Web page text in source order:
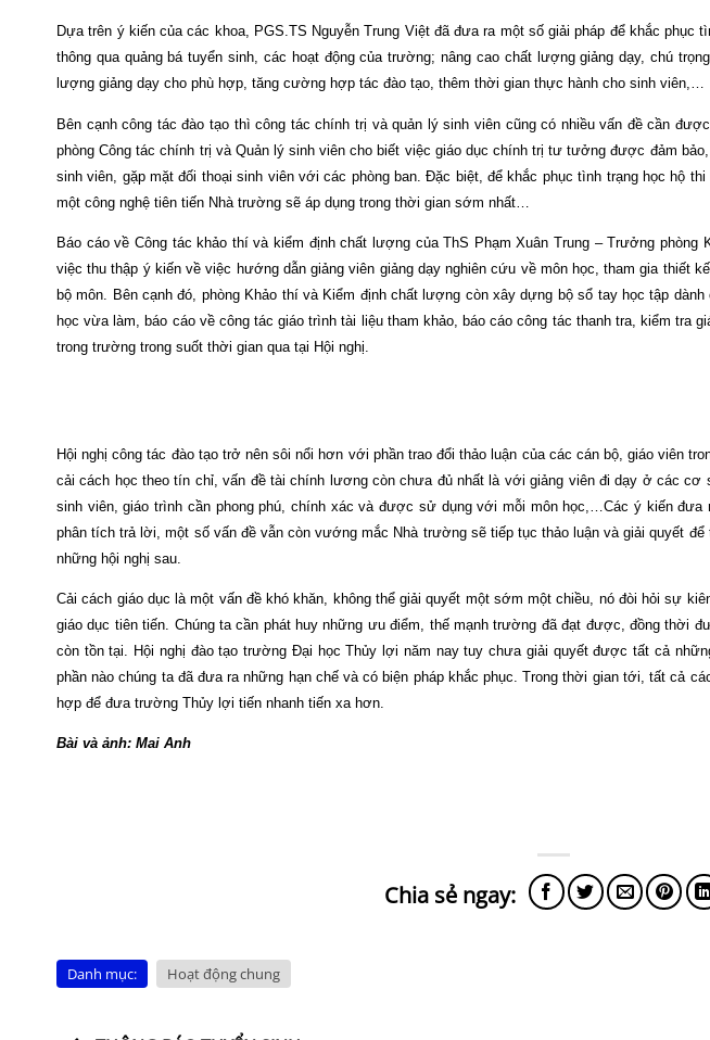
Dựa trên ý kiến của các khoa, PGS.TS Nguyễn Trung Việt đã đưa ra một số giải pháp để khắc phục
thông qua quảng bá tuyển sinh, các hoạt động của trường; nâng cao chất lượng giảng dạy, chú
lượng giảng dạy cho phù hợp, tăng cường hợp tác đào tạo, thêm thời gian thực hành cho sinh viên,…
Bên cạnh công tác đào tạo thì công tác chính trị và quản lý sinh viên cũng có nhiều vấn đề cần
phòng Công tác chính trị và Quản lý sinh viên cho biết việc giáo dục chính trị tư tưởng được đảm
sinh viên, gặp mặt đối thoại sinh viên với các phòng ban. Đặc biệt, để khắc phục tình trạng học hộ
một công nghệ tiên tiến Nhà trường sẽ áp dụng trong thời gian sớm nhất…
Báo cáo về Công tác khảo thí và kiểm định chất lượng của ThS Phạm Xuân Trung – Trưởng
việc thu thập ý kiến về việc hướng dẫn giảng viên giảng dạy nghiên cứu về môn học, tham gia thiết
bộ môn. Bên cạnh đó, phòng Khảo thí và Kiểm định chất lượng còn xây dựng bộ sổ tay học tập
học vừa làm, báo cáo về công tác giáo trình tài liệu tham khảo, báo cáo công tác thanh tra, kiểm tra
trong trường trong suốt thời gian qua tại Hội nghị.
Hội nghị công tác đào tạo trở nên sôi nổi hơn với phần trao đổi thảo luận của các cán bộ, giáo viên
cải cách học theo tín chỉ, vấn đề tài chính lương còn chưa đủ nhất là với giảng viên đi dạy ở các cơ
sinh viên, giáo trình cần phong phú, chính xác và được sử dụng với mỗi môn học,…Các ý kiến
phân tích trả lời, một số vấn đề vẫn còn vướng mắc Nhà trường sẽ tiếp tục thảo luận và giải quyết
những hội nghị sau.
Cải cách giáo dục là một vấn đề khó khăn, không thể giải quyết một sớm một chiều, nó đòi hỏi sự
giáo dục tiên tiến. Chúng ta cần phát huy những ưu điểm, thế mạnh trường đã đạt được, đồng thời
còn tồn tại. Hội nghị đào tạo trường Đại học Thủy lợi năm nay tuy chưa giải quyết được tất cả
phần nào chúng ta đã đưa ra những hạn chế và có biện pháp khắc phục. Trong thời gian tới, tất cả
hợp để đưa trường Thủy lợi tiến nhanh tiến xa hơn.
Bài và ảnh: Mai Anh
Danh mục: Hoạt động chung